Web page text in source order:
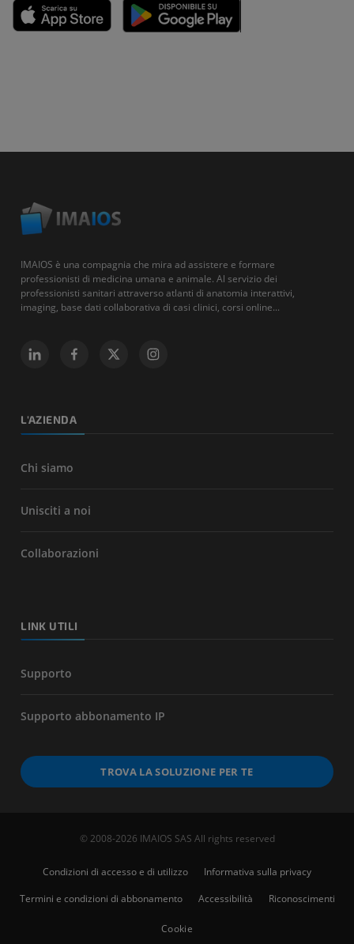
IMAIOS è una compagnia che mira ad assistere e formare
professionisti di medicina umana e animale. Al servizio dei
professionisti sanitari attraverso atlanti di anatomia interattivi,
imaging, base dati collaborativa di casi clinici, corsi online...
L'AZIENDA
Chi siamo
Unisciti a noi
Collaborazioni
LINK UTILI
Supporto
Supporto abbonamento IP
TROVA LA SOLUZIONE PER TE
© 2008-2026 IMAIOS SAS All rights reserved
Condizioni di accesso e di utilizzo
Informativa sulla privacy
Termini e condizioni di abbonamento
Accessibilità Riconoscimenti
Cookie